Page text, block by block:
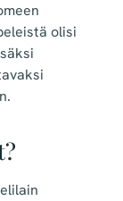
olisi